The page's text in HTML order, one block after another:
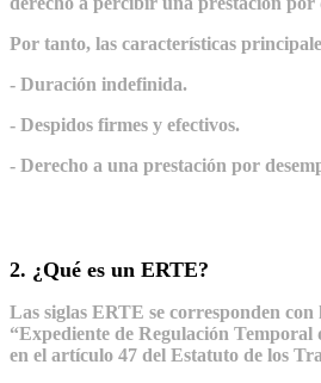
Por tanto, las características
- Duración indefinida.
- Despidos firmes y efectivos.
- Derecho a una prestación por
2. ¿Qué es un ERTE?
Las siglas ERTE se corresponden con
“Expediente de Regulación Temporal
en el artículo 47 del Estatuto de los